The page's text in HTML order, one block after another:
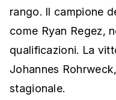
rango. Il campione
come Ryan Regez,
qualificazioni. La
Johannes
stagionale.